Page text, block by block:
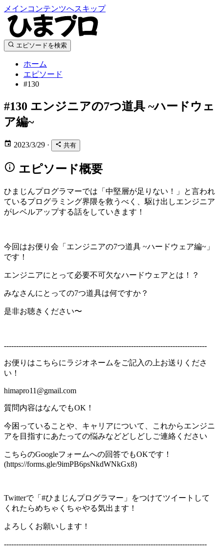
メインコンテンツへスキップ
エピソードを検索
ホーム
エピソード
#130
#130 エンジニアの7つ道具 ~ハードウェ
ア編~
2023/3/29 · 共有
エピソード概要
ひまじんプログラマーでは「中堅層が足りない！」と言われ
ているプログラミング界隈を救うべく、駆け出しエンジニア
がレベルアップする話をしていきます！
今回はお便り会「エンジニアの7つ道具 ~ハードウェア編~」
です！
エンジニアにとって必要不可欠なハードウェアとは！？
みなさんにとっての7つ道具は何ですか？
是非お聴きください〜
-----------------------------------------------------------------------------------
お便りはこちらにラジオネームをご記入の上お送りくださ
い！
himapro11@gmail.com
質問内容はなんでもOK！
今困っていることや、キャリアについて、これからエンジニ
アを目指すにあたっての悩みなどどしどしご連絡ください
こちらのGoogleフォームへの回答でもOKです！
(https://forms.gle/9imPB6psNkdWNkGx8)
Twitterで「#ひまじんプログラマー」をつけてツイートして
くれたらめちゃくちゃやる気出ます！
よろしくお願いします！
-----------------------------------------------------------------------------------